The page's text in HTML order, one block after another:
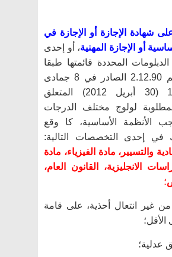
شهادة الإجازة أو الإجازة في
أو الإجازة المهنية، أو إحدى
مات المحددة قائمتها طبقا
للمرسوم رقم 2.12.90 الصادر في 8 جمادى
الآخرة 1433 (30 أبريل 2012) المتعلق
لولوج مختلف الدرجات
الأنظمة الأساسية، كا وقع
في إحدى التخصصات التالية:
والتسيير، مادة الفيزياء، مادة
الانجليزية، القانون العام،
؛
غير انتعال أحذية، على قامة
عدلية؛